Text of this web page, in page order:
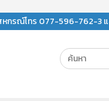
กรณ์โทร 077-596-762-3